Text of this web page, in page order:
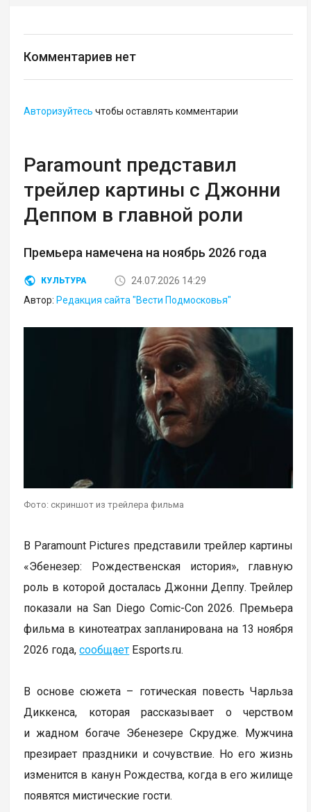
Комментариев нет
Авторизуйтесь чтобы оставлять комментарии
Paramount представил
трейлер картины с Джонни
Деппом в главной роли
Премьера намечена на ноябрь 2026 года
КУЛЬТУРА
24.07.2026 14:29
Автор: Редакция сайта "Вести Подмосковья"
Фото: скриншот из трейлера фильма
В Paramount Pictures представили трейлер картины
«Эбенезер: Рождественская история», главную
роль в которой досталась Джонни Деппу. Трейлер
показали на San Diego Comic-Con 2026. Премьера
фильма в кинотеатрах запланирована на 13 ноября
2026 года,сообщает Еsports.ru.
В основе сюжета – готическая повесть Чарльза
Диккенса, которая рассказывает о черством
и жадном богаче Эбенезере Скрудже. Мужчина
презирает праздники и сочувствие. Но его жизнь
изменится в канун Рождества, когда в его жилище
появятся мистические гости.